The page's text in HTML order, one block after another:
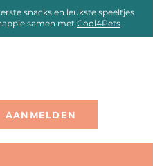
snacks en leukste speeltjes
samen met Cool4Pets
AANMELDEN